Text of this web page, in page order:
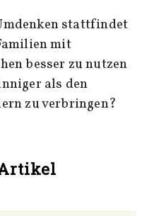
stattfindet
mit
besser zu nutzen
als den
zu verbringen?